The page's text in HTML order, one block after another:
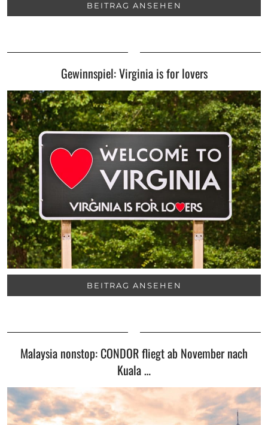
BEITRAG ANSEHEN
Gewinnspiel: Virginia is for lovers
BEITRAG ANSEHEN
Malaysia nonstop: CONDOR fliegt ab November nach
Kuala …